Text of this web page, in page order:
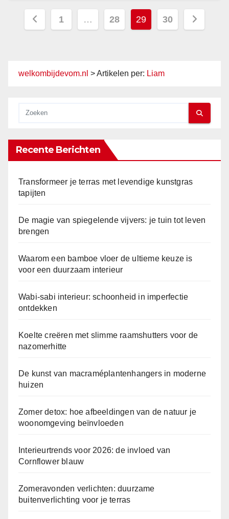
Berichten
1 … 28 29 30
welkombijdevom.nl >Artikelen per: Liam
Recente Berichten
Transformeer je terras met levendige kunstgras
tapijten
De magie van spiegelende vijvers: je tuin tot leven
brengen
Waarom een bamboe vloer de ultieme keuze is
voor een duurzaam interieur
Wabi-sabi interieur: schoonheid in imperfectie
ontdekken
Koelte creëren met slimme raamshutters voor de
nazomerhitte
De kunst van macraméplantenhangers in moderne
huizen
Zomer detox: hoe afbeeldingen van de natuur je
woonomgeving beïnvloeden
Interieurtrends voor 2026: de invloed van
Cornflower blauw
Zomeravonden verlichten: duurzame
buitenverlichting voor je terras